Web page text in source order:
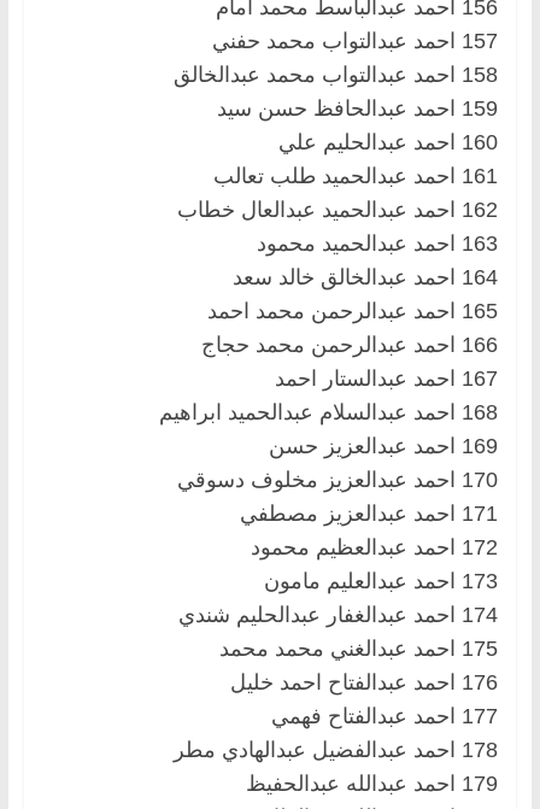
156 احمد عبدالباسط محمد امام
157 احمد عبدالتواب محمد حفني
158 احمد عبدالتواب محمد عبدالخالق
159 احمد عبدالحافظ حسن سيد
160 احمد عبدالحليم علي
161 احمد عبدالحميد طلب تعالب
162 احمد عبدالحميد عبدالعال خطاب
163 احمد عبدالحميد محمود
164 احمد عبدالخالق خالد سعد
165 احمد عبدالرحمن محمد احمد
166 احمد عبدالرحمن محمد حجاج
167 احمد عبدالستار احمد
168 احمد عبدالسلام عبدالحميد ابراهيم
169 احمد عبدالعزيز حسن
170 احمد عبدالعزيز مخلوف دسوقي
171 احمد عبدالعزيز مصطفي
172 احمد عبدالعظيم محمود
173 احمد عبدالعليم مامون
174 احمد عبدالغفار عبدالحليم شندي
175 احمد عبدالغني محمد محمد
176 احمد عبدالفتاح احمد خليل
177 احمد عبدالفتاح فهمي
178 احمد عبدالفضيل عبدالهادي مطر
179 احمد عبدالله عبدالحفيظ